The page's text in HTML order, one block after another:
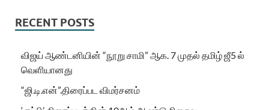
RECENT POSTS
விஜய் ஆண்டனியின் “நூறு சாமி” ஆக. 7 முதல் தமிழ் ஜீ5 ல்
வெளியானது
“ஜி.டி.என்”.திரைப்பட விமர்சனம்